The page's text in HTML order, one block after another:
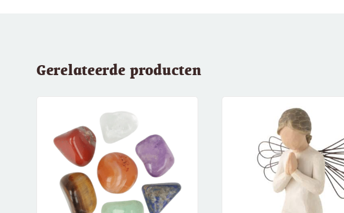
Gerelateerde producten